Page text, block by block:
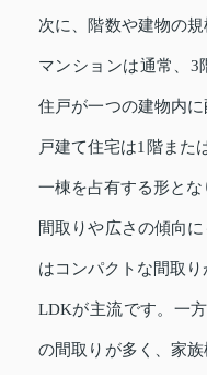
次に、階数や建物の
マンションは通常、3
住戸が一つの建物内に
戸建て住宅は1階また
一棟を占有する形とな
間取りや広さの傾向
はコンパクトな間取
LDKが主流です。一
の間取りが多く、家